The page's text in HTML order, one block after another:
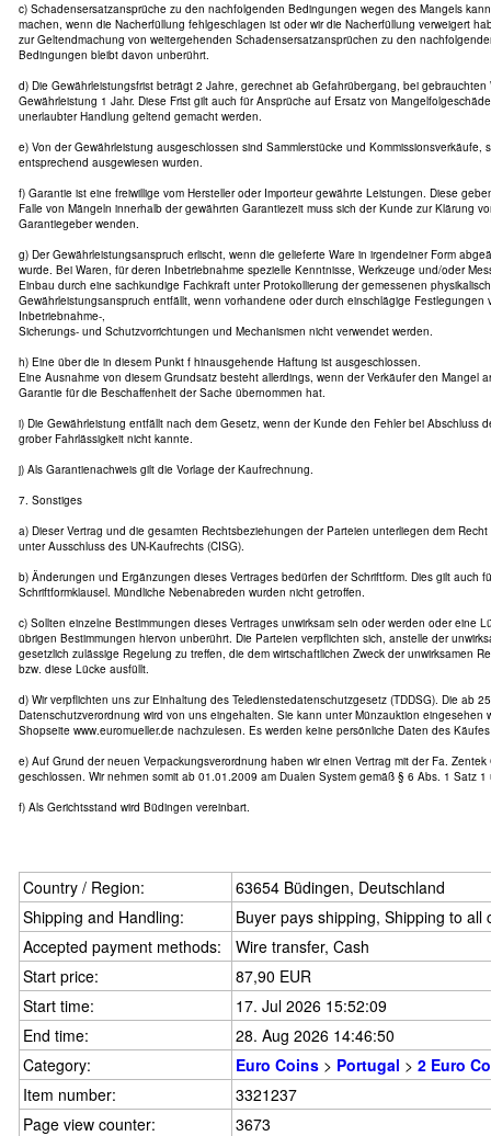
c) Schadensersatzansprüche zu den nachfolgenden Bedingungen wegen des Mangels
machen, wenn die Nacherfüllung fehlgeschlagen ist oder wir die Nacherfüllung verweigert
zur Geltendmachung von weitergehenden Schadensersatzansprüchen zu den
Bedingungen bleibt davon unberührt.
d) Die Gewährleistungsfrist beträgt 2 Jahre, gerechnet ab Gefahrübergang, bei gebrauchten
Gewährleistung 1 Jahr. Diese Frist gilt auch für Ansprüche auf Ersatz von
unerlaubter Handlung geltend gemacht werden.
e) Von der Gewährleistung ausgeschlossen sind Sammlerstücke und Kommissionsverkäufe,
entsprechend ausgewiesen wurden.
f) Garantie ist eine freiwillige vom Hersteller oder Importeur gewährte Leistungen. Diese
Falle von Mängeln innerhalb der gewährten Garantiezeit muss sich der Kunde zur Klärung
Garantiegeber wenden.
g) Der Gewährleistungsanspruch erlischt, wenn die gelieferte Ware in irgendeiner Form
wurde. Bei Waren, für deren Inbetriebnahme spezielle Kenntnisse, Werkzeuge und/oder
Einbau durch eine sachkundige Fachkraft unter Protokollierung der gemessenen
Gewährleistungsanspruch entfällt, wenn vorhandene oder durch einschlägige Festlegungen
Inbetriebnahme-,
Sicherungs- und Schutzvorrichtungen und Mechanismen nicht verwendet werden.
h) Eine über die in diesem Punkt f hinausgehende Haftung ist ausgeschlossen.
Eine Ausnahme von diesem Grundsatz besteht allerdings, wenn der Verkäufer den Mangel
Garantie für die Beschaffenheit der Sache übernommen hat.
i) Die Gewährleistung entfällt nach dem Gesetz, wenn der Kunde den Fehler bei Abschluss
grober Fahrlässigkeit nicht kannte.
j) Als Garantienachweis gilt die Vorlage der Kaufrechnung.
7. Sonstiges
a) Dieser Vertrag und die gesamten Rechtsbeziehungen der Parteien unterliegen dem
unter Ausschluss des UN-Kaufrechts (CISG).
b) Änderungen und Ergänzungen dieses Vertrages bedürfen der Schriftform. Dies gilt auch
Schriftformklausel. Mündliche Nebenabreden wurden nicht getroffen.
c) Sollten einzelne Bestimmungen dieses Vertrages unwirksam sein oder werden oder eine
übrigen Bestimmungen hiervon unberührt. Die Parteien verpflichten sich, anstelle der
gesetzlich zulässige Regelung zu treffen, die dem wirtschaftlichen Zweck der unwirksamen
bzw. diese Lücke ausfüllt.
d) Wir verpflichten uns zur Einhaltung des Teledienstedatenschutzgesetz (TDDSG). Die ab
Datenschutzverordnung wird von uns eingehalten. Sie kann unter Münzauktion eingesehen
Shopseite www.euromueller.de nachzulesen. Es werden keine persönliche Daten des
e) Auf Grund der neuen Verpackungsverordnung haben wir einen Vertrag mit der Fa. Zentek
geschlossen. Wir nehmen somit ab 01.01.2009 am Dualen System gemäß § 6 Abs. 1 Satz
f) Als Gerichtsstand wird Büdingen vereinbart.
Country / Region:
63654 Büdingen, Deutschland
Shipping and Handling:
Buyer pays shipping, Shipping to all
Accepted payment methods:
Wire transfer, Cash
Start price:
87,90 EUR
Start time:
17. Jul 2026 15:52:09
End time:
28. Aug 2026 14:46:50
Category:
Euro Coins > Portugal > 2 Euro
Item number:
3321237
Page view counter:
3673